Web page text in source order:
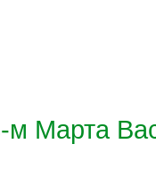
м Марта